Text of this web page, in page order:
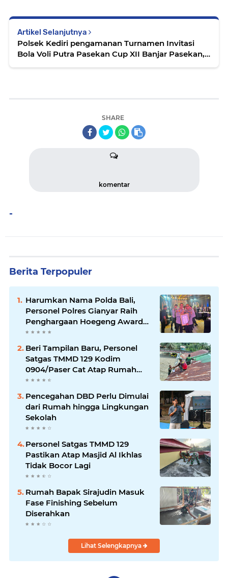
Artikel Selanjutnya
Polsek Kediri pengamanan Turnamen Invitasi
Bola Voli Putra Pasekan Cup XII Banjar Pasekan,
SHARE
komentar
-
Berita Terpopuler
Harumkan Nama Polda Bali,
Personel Polres Gianyar Raih
Penghargaan Hoegeng Awards
2026
Beri Tampilan Baru, Personel
Satgas TMMD 129 Kodim
0904/Paser Cat Atap Rumah
Marbot
Pencegahan DBD Perlu Dimulai
dari Rumah hingga Lingkungan
Sekolah
Personel Satgas TMMD 129
Pastikan Atap Masjid Al Ikhlas
Tidak Bocor Lagi
Rumah Bapak Sirajudin Masuk
Fase Finishing Sebelum
Diserahkan
Lihat Selengkapnya